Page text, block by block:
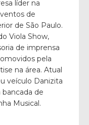
líder na
de
de São Paulo.
Viola Show,
de imprensa
pela
na área. Atual
veículo Danizita
bancada de
Musical.